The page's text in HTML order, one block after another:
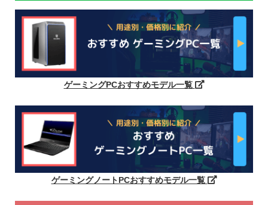
ゲーミングPCおすすめモデル一覧
ゲーミングノートPCおすすめモデル一覧